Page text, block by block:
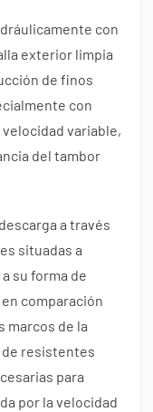
con
exterior limpia
de finos
con
variable,
del tambor
a través
situadas a
su forma de
comparación
marcos de la
resistentes
para
por la velocidad